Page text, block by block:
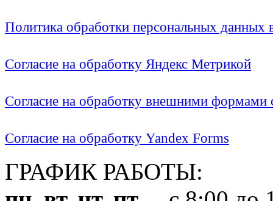
Политика обработки персональных
Согласие на обработку Яндекс Метрикой
Согласие на обработку внешними формами
Согласие на обработку Yandex Forms
ГРАФИК РАБОТЫ: